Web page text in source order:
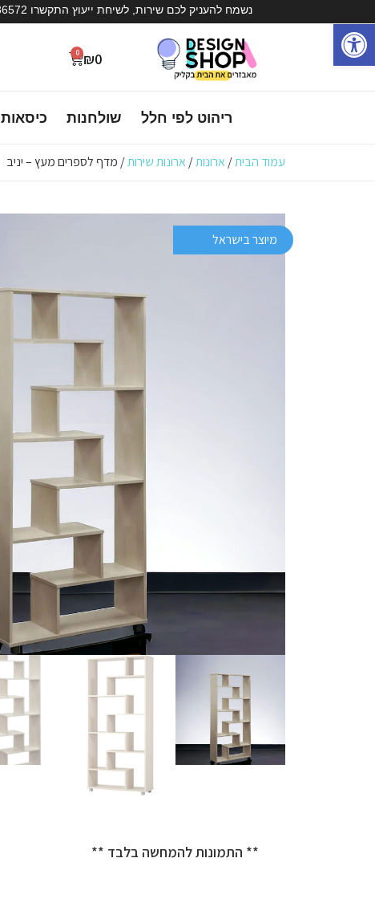
נשמח להעניק לכם שירות, לשיחת ייעוץ התקשרו 072-3936572
₪0
0
ריהוט לפי חלל שולחנות כיסאות
עמוד הבית/ ארונות/ ארונות שירות/ מדף לספרים מעץ – יניב
** התמונות להמחשה בלבד **
מיוצר בישראל
פתח סרגל נגישות